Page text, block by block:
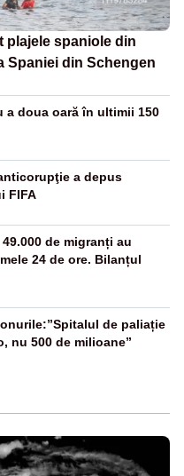
plajele spaniole din
Spaniei din Schengen
a doua oară în ultimii 150
a depus
FIFA
de migranți au
24 de ore. Bilanțul
de paliație
nu 500 de milioane”